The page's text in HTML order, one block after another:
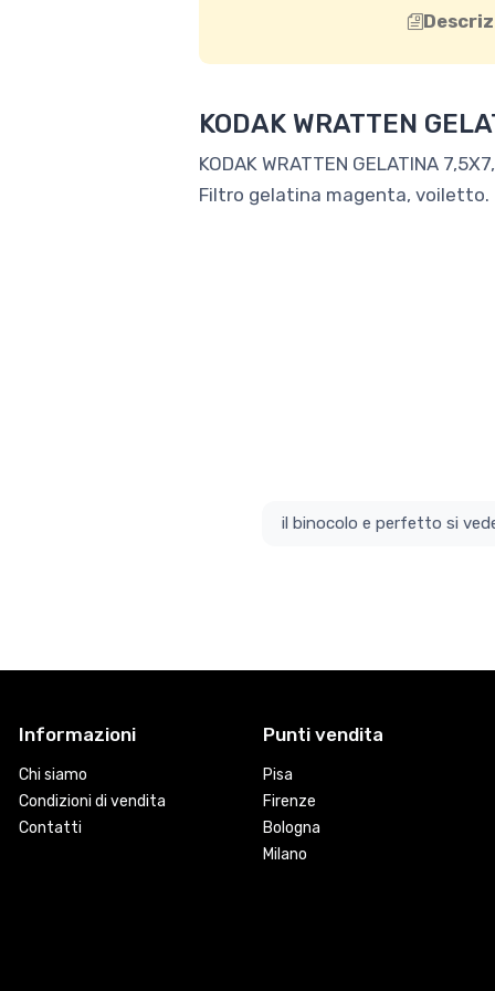
KODAK WRATTEN
KODAK WRATTEN GELATINA
Filtro gelatina magenta, voiletto.
il
Informazioni
Chi siamo
Condizioni di vendita
Contatti
Punti vendita
Pisa
Firenze
Bologna
Milano